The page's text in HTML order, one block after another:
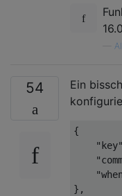
54
Ein
{
},